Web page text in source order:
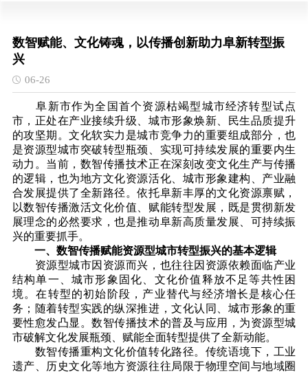
数智赋能、文化铸魂，以传播创新助力阜新转型振
兴
06-26
阜新市作为全国首个资源枯竭型城市经济转型试点
市，正处在产业接续升级、城市形象焕新、民生品质提升
的攻坚期。文化软实力是城市竞争力的重要组成部分，也
是资源型城市突破转型瓶颈、实现可持续发展的重要内生
动力。当前，数智传播技术正在深刻改变文化生产与传播
的逻辑，也为地方文化资源活化、城市形象建构、产业融
合发展提供了全新路径。依托阜新丰厚的文化资源禀赋，
以数智传播激活文化价值、赋能转型发展，既是贯彻新发
展理念的必然要求，也是推动阜新高质量发展、可持续振
兴的重要抓手。
一、数智传播赋能资源型城市转型振兴的基本逻辑
资源型城市因资源而兴，也往往因资源依赖面临产业
结构单一、城市形象固化、文化价值释放不足等共性困
境。在转型的初始阶段，产业替代与经济增长是核心任
务；随着转型实践的纵深推进，文化认同、城市形象的重
要性愈发凸显。数智传播技术的普及与应用，为资源型城
市破解文化发展瓶颈、赋能全面转型提供了全新动能。
数智传播重构文化价值转化路径。传统语境下，工业
遗产、历史文化等地方资源往往局限于物理空间与地域圈